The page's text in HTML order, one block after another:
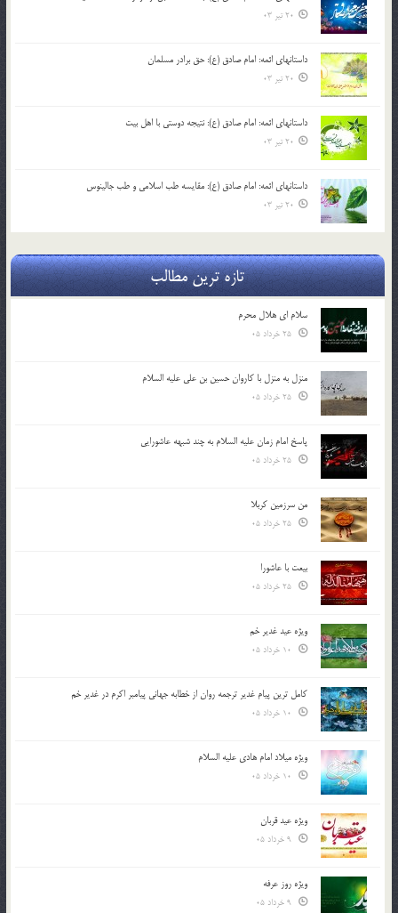
20 تیر 03
داستانهای ائمه: امام صادق (ع): حق برادر مسلمان
20 تیر 03
داستانهای ائمه: امام صادق (ع): نتیجه دوستی با اهل بیت
20 تیر 03
داستانهای ائمه: امام صادق (ع): مقایسه طب اسلامی و طب جالینوس
20 تیر 03
تازه ترین مطالب
سلام ای هلال محرم
منزل به منزل با کاروان حسین بن علی علیه السلام
پاسخ امام زمان علیه السلام به چند شبهه عاشورایی
من سرزمین کربلا
بیعت با عاشورا
ویژه عید غدیر خم
کامل ترین پیام غدیر ترجمه روان از خطابه جهانی پیامبر اکرم در غدیر خم
ویژه میلاد امام هادی علیه السلام
ویژه عید قربان
ویژه روز عرفه